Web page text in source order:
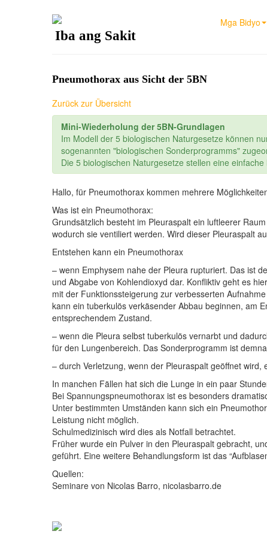
Mga Bidyo
Iba ang Sakit
Pneumothorax aus Sicht der 5BN
Zurück zur Übersicht
Mini-Wiederholung der 5BN-Grundlagen
Im Modell der 5 biologischen Naturgesetze können
sogenannten "biologischen Sonderprogramms"
Die 5 biologischen Naturgesetze stellen eine
Hallo, für Pneumothorax kommen mehrere
Was ist ein Pneumothorax:
Grundsätzlich besteht im Pleuraspalt ein luftleerer
wodurch sie ventiliert werden. Wird dieser Pleuraspalt
Entstehen kann ein Pneumothorax
– wenn Emphysem nahe der Pleura rupturiert. Das ist
und Abgabe von Kohlendioxyd dar. Konfliktiv geht es
mit der Funktionssteigerung zur verbesserten
kann ein tuberkulös verkäsender Abbau beginnen, am
entsprechendem Zustand.
– wenn die Pleura selbst tuberkulös vernarbt und
für den Lungenbereich. Das Sonderprogramm ist
– durch Verletzung, wenn der Pleuraspalt geöffnet
In manchen Fällen hat sich die Lunge in ein paar
Bei Spannungspneumothorax ist es besonders
Unter bestimmten Umständen kann sich ein
Leistung nicht möglich.
Schulmedizinisch wird dies als Notfall betrachtet.
Früher wurde ein Pulver in den Pleuraspalt gebracht,
geführt. Eine weitere Behandlungsform ist das
Quellen:
Seminare von Nicolas Barro, nicolasbarro.de